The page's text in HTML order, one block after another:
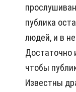
публика
людей, и в
Достаточно
чтобы
Известны